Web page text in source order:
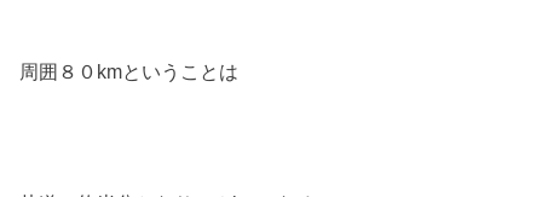
周囲８０kmということは